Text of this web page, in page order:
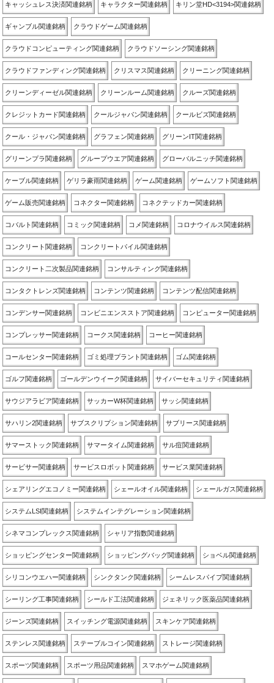
キャッシュレス決済関連銘柄 キャラクター関連銘柄 キリン堂HD<3194>関連銘柄
ギャンブル関連銘柄 クラウドゲーム関連銘柄
クラウドコンピューティング関連銘柄 クラウドソーシング関連銘柄
クラウドファンディング関連銘柄 クリスマス関連銘柄 クリーニング関連銘柄
クリーンディーゼル関連銘柄 クリーンルーム関連銘柄 クルーズ関連銘柄
クレジットカード関連銘柄 クールジャパン関連銘柄 クールビズ関連銘柄
クール・ジャパン関連銘柄 グラフェン関連銘柄 グリーンIT関連銘柄
グリーンプラ関連銘柄 グループウエア関連銘柄 グローバルニッチ関連銘柄
ケーブル関連銘柄 ゲリラ豪雨関連銘柄 ゲーム関連銘柄 ゲームソフト関連銘柄
ゲーム販売関連銘柄 コネクター関連銘柄 コネクテッドカー関連銘柄
コバルト関連銘柄 コミック関連銘柄 コメ関連銘柄 コロナウイルス関連銘柄
コンクリート関連銘柄 コンクリートパイル関連銘柄
コンクリート二次製品関連銘柄 コンサルティング関連銘柄
コンタクトレンズ関連銘柄 コンテンツ関連銘柄 コンテンツ配信関連銘柄
コンデンサー関連銘柄 コンビニエンスストア関連銘柄 コンピューター関連銘柄
コンプレッサー関連銘柄 コークス関連銘柄 コーヒー関連銘柄
コールセンター関連銘柄 ゴミ処理プラント関連銘柄 ゴム関連銘柄
ゴルフ関連銘柄 ゴールデンウイーク関連銘柄 サイバーセキュリティ関連銘柄
サウジアラビア関連銘柄 サッカーW杯関連銘柄 サッシ関連銘柄
サハリン2関連銘柄 サブスクリプション関連銘柄 サブリース関連銘柄
サマーストック関連銘柄 サマータイム関連銘柄 サル痘関連銘柄
サービサー関連銘柄 サービスロボット関連銘柄 サービス業関連銘柄
シェアリングエコノミー関連銘柄 シェールオイル関連銘柄 シェールガス関連銘柄
システムLSI関連銘柄 システムインテグレーション関連銘柄
シネマコンプレックス関連銘柄 シャリア指数関連銘柄
ショッピングセンター関連銘柄 ショッピングバッグ関連銘柄 ショベル関連銘柄
シリコンウエハー関連銘柄 シンクタンク関連銘柄 シームレスパイプ関連銘柄
シーリング工事関連銘柄 シールド工法関連銘柄 ジェネリック医薬品関連銘柄
ジーンズ関連銘柄 スイッチング電源関連銘柄 スキンケア関連銘柄
ステンレス関連銘柄 ステーブルコイン関連銘柄 ストレージ関連銘柄
スポーツ関連銘柄 スポーツ用品関連銘柄 スマホゲーム関連銘柄